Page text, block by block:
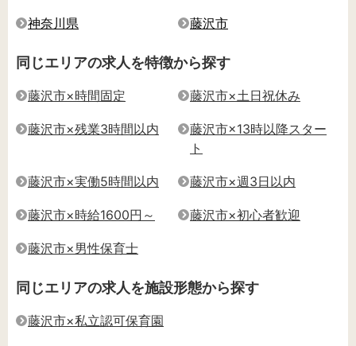
神奈川県 藤沢市
同じエリアの求人を特徴から探す
藤沢市×時間固定 藤沢市×土日祝休み
藤沢市×残業3時間以内
藤沢市×13時以降スター
ト
藤沢市×実働5時間以内 藤沢市×週3日以内
藤沢市×時給1600円～ 藤沢市×初心者歓迎
藤沢市×男性保育士
同じエリアの求人を施設形態から探す
藤沢市×私立認可保育園